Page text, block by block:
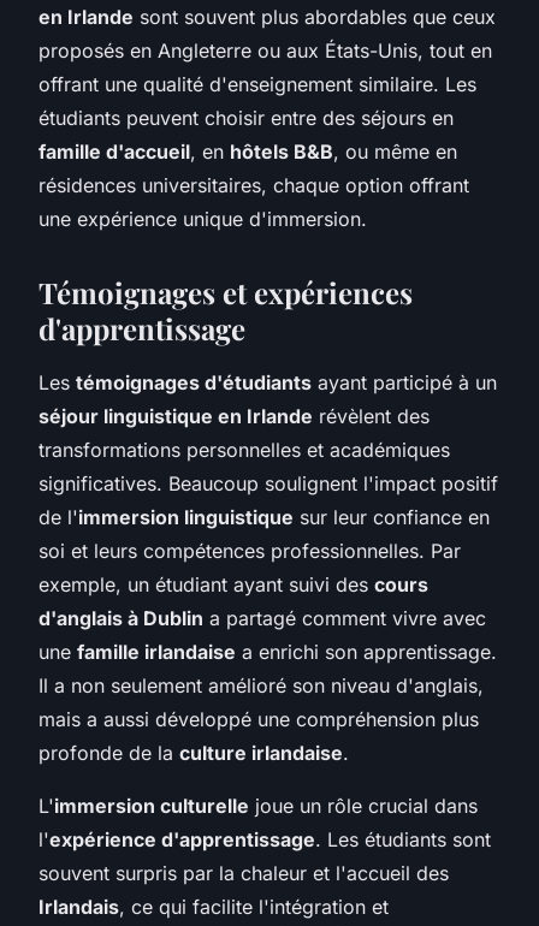
en Irlande sont souvent plus abordables que ceux
proposés en Angleterre ou aux États-Unis, tout en
offrant une qualité d'enseignement similaire. Les
étudiants peuvent choisir entre des séjours en
famille d'accueil, en hôtels B&B, ou même en
résidences universitaires, chaque option offrant
une expérience unique d'immersion.
Témoignages et expériences
d'apprentissage
Les témoignages d'étudiants ayant participé à un
séjour linguistique en Irlande révèlent des
transformations personnelles et académiques
significatives. Beaucoup soulignent l'impact positif
de l'immersion linguistique sur leur confiance en
soi et leurs compétences professionnelles. Par
exemple, un étudiant ayant suivi des cours
d'anglais à Dublin a partagé comment vivre avec
une famille irlandaise a enrichi son apprentissage.
Il a non seulement amélioré son niveau d'anglais,
mais a aussi développé une compréhension plus
profonde de la culture irlandaise.
L'immersion culturelle joue un rôle crucial dans
l'expérience d'apprentissage. Les étudiants sont
souvent surpris par la chaleur et l'accueil des
Irlandais, ce qui facilite l'intégration et